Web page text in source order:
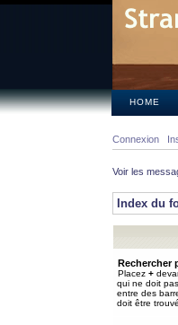
HOME
Connexion
Voir les
Index du
Rechercher
Placez +
qui ne doit
entre des
doit être